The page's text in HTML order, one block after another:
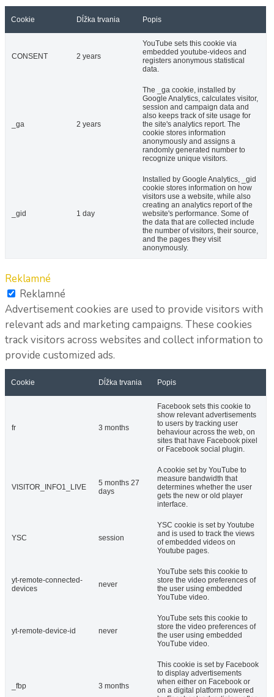
Cookie Dĺžka trvania Popis
CONSENT 2 years
YouTube sets this cookie via
embedded youtube-videos and
registers anonymous statistical
data.
_ga 2 years
The _ga cookie, installed by
Google Analytics, calculates visitor,
session and campaign data and
also keeps track of site usage for
the site's analytics report. The
cookie stores information
anonymously and assigns a
randomly generated number to
recognize unique visitors.
_gid 1 day
Installed by Google Analytics, _gid
cookie stores information on how
visitors use a website, while also
creating an analytics report of the
website's performance. Some of
the data that are collected include
the number of visitors, their source,
and the pages they visit
anonymously.
Reklamné
Reklamné
Advertisement cookies are used to provide visitors with
relevant ads and marketing campaigns. These cookies
track visitors across websites and collect information to
provide customized ads.
Cookie Dĺžka trvania Popis
fr 3 months
Facebook sets this cookie to
show relevant advertisements
to users by tracking user
behaviour across the web, on
sites that have Facebook pixel
or Facebook social plugin.
VISITOR_INFO1_LIVE
5 months 27
days
A cookie set by YouTube to
measure bandwidth that
determines whether the user
gets the new or old player
interface.
YSC session
YSC cookie is set by Youtube
and is used to track the views
of embedded videos on
Youtube pages.
yt-remote-connected-
devices
never
YouTube sets this cookie to
store the video preferences of
the user using embedded
YouTube video.
yt-remote-device-id never
YouTube sets this cookie to
store the video preferences of
the user using embedded
YouTube video.
_fbp 3 months
This cookie is set by Facebook
to display advertisements
when either on Facebook or
on a digital platform powered